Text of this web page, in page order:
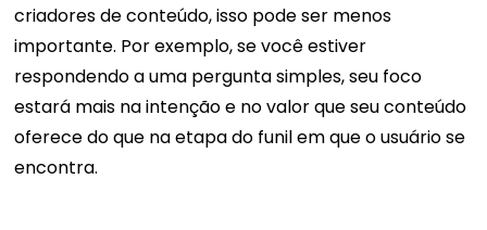
criadores de conteúdo, isso pode ser menos
importante. Por exemplo, se você estiver
respondendo a uma pergunta simples, seu foco
estará mais na intenção e no valor que seu conteúdo
oferece do que na etapa do funil em que o usuário se
encontra.